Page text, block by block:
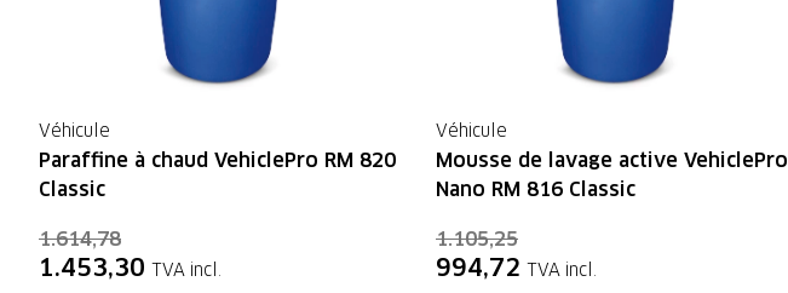
Véhicule
Paraffine à chaud VehiclePro RM 820
Classic
1.614,78
1.453,30 TVA incl.
Véhicule
Mousse de lavage active VehiclePro
Nano RM 816 Classic
1.105,25
994,72 TVA incl.